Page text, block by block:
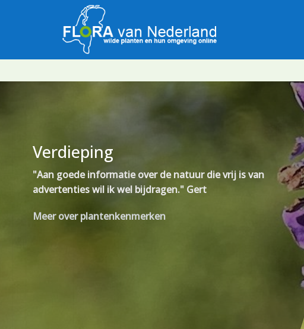
Verdieping
"Aan goede informatie over de natuur die vrij is van
advertenties wil ik wel bijdragen." Gert
Meer over plantenkenmerken